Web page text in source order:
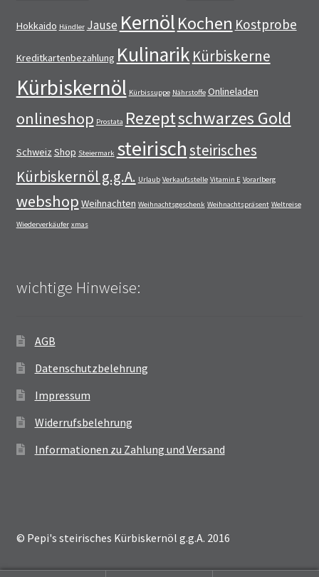
Hokkaido Händler Jause KernölKochen Kostprobe
Kreditkartenbezahlung Kulinarik Kürbiskerne
Kürbiskernöl Kürbissuppe Nährstoffe Onlineladen
onlineshop Prostata Rezeptschwarzes Gold
Schweiz Shop Steiermark steirischsteirisches
Kürbiskernöl g.g.A. Urlaub Verkaufsstelle Vitamin E Vorarlberg
webshop Weihnachten Weihnachtsgeschenk Weihnachtspräsent Weltreise
Wiederverkäufer xmas
wichtige Hinweise:
AGB
Datenschutzbelehrung
Impressum
Widerrufsbelehrung
Informationen zu Zahlung und Versand
© Pepi's steirisches Kürbiskernöl g.g.A. 2016